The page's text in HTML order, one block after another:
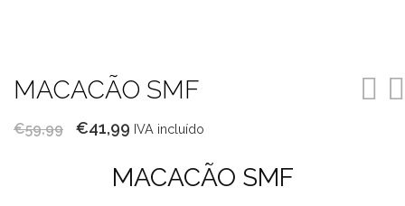
MACACÃO SMF
€59,99
O
original
€41,99 O
atual
IVA incluído
MACACÃO SMF